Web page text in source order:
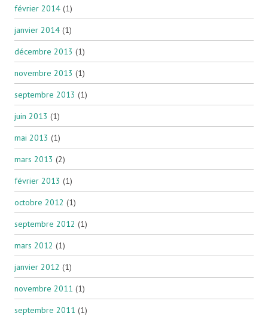
février 2014 (1)
janvier 2014 (1)
décembre 2013 (1)
novembre 2013 (1)
septembre 2013 (1)
juin 2013 (1)
mai 2013 (1)
mars 2013 (2)
février 2013 (1)
octobre 2012 (1)
septembre 2012 (1)
mars 2012 (1)
janvier 2012 (1)
novembre 2011 (1)
septembre 2011 (1)